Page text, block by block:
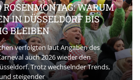
WARUM
IN DÜSSELDORF BIS
BLEIBEN
verfolgten laut Angaben des
auch 2026 wieder den
Trotz wechselnder Trends,
steigender